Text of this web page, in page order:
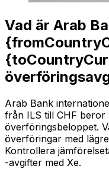
Vad är Arab
Arab Bank
från ILS till CHF
överföringsbeloppet.
överföringar med
Kontrollera
-avgifter med Xe.